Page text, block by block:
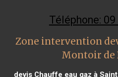
Téléphone:
Zone intervention
Montoir de
devis Chauffe eau gaz à